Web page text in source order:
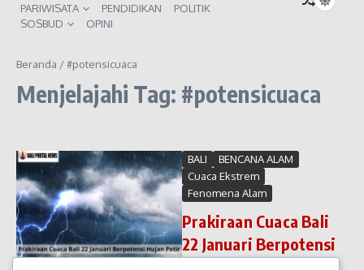
PARIWISATA
PENDIDIKAN
POLITIK
SOSBUD
OPINI
Beranda /#potensicuaca
Menjelajahi Tag: #potensicuaca
BALI
BENCANA ALAM
Cuaca Ekstrem
Fenomena Alam
Prakiraan Cuaca Bali
22 Januari Berpotensi